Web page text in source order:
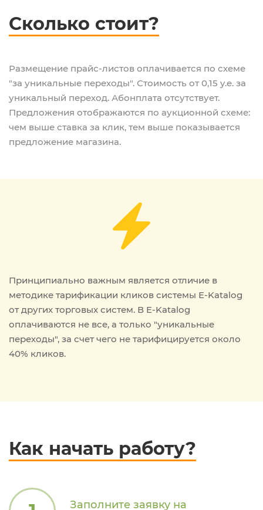
Сколько стоит?
Размещение прайс-листов оплачивается по схеме
"за уникальные переходы". Стоимость от 0,15 y.e. за
уникальный переход. Абонплата отсутствует.
Предложения отображаются по аукционной схеме:
чем выше ставка за клик, тем выше показывается
предложение магазина.
Принципиально важным является отличие в
методике тарификации кликов системы E-Katalog
от других торговых систем. В E-Katalog
оплачиваются не все, а только "уникальные
переходы", за счет чего не тарифицируется около
40% кликов.
Как начать работу?
Заполните заявку на